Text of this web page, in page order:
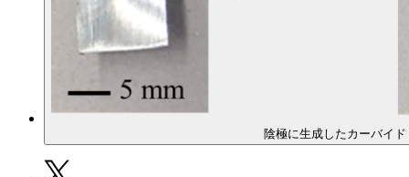
陰極に生成したカーバイド